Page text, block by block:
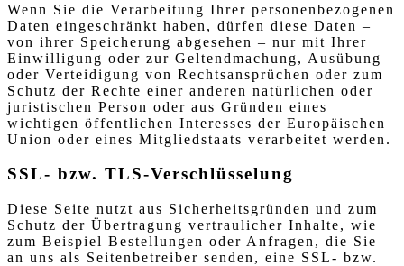
Wenn Sie die Verarbeitung Ihrer personenbezogenen
Daten eingeschränkt haben, dürfen diese Daten –
von ihrer Speicherung abgesehen – nur mit Ihrer
Einwilligung oder zur Geltendmachung, Ausübung
oder Verteidigung von Rechtsansprüchen oder zum
Schutz der Rechte einer anderen natürlichen oder
juristischen Person oder aus Gründen eines
wichtigen öffentlichen Interesses der Europäischen
Union oder eines Mitgliedstaats verarbeitet werden.
SSL- bzw. TLS-Verschlüsselung
Diese Seite nutzt aus Sicherheitsgründen und zum
Schutz der Übertragung vertraulicher Inhalte, wie
zum Beispiel Bestellungen oder Anfragen, die Sie
an uns als Seitenbetreiber senden, eine SSL- bzw.